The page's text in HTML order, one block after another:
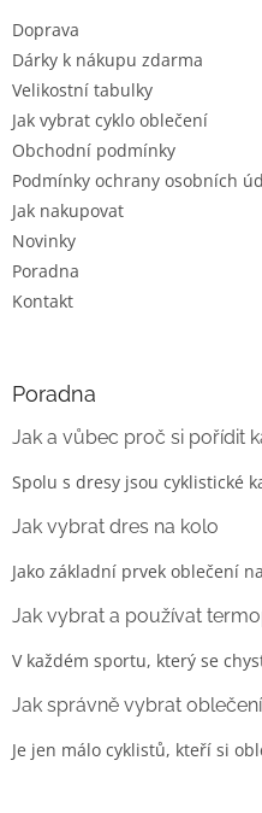
Doprava
Dárky k nákupu zdarma
Velikostní tabulky
Jak vybrat cyklo oblečení
Obchodní podmínky
Podmínky ochrany osobních
Jak nakupovat
Novinky
Poradna
Kontakt
Poradna
Jak a vůbec proč si pořídit
Spolu s dresy jsou cyklistické
Jak vybrat dres na kolo
Jako základní prvek oblečení
Jak vybrat a používat
V každém sportu, který se
Jak správně vybrat
Je jen málo cyklistů, kteří si